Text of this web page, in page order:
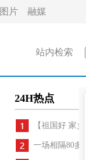
图片 融媒
站内检索
24H热点
【祖国好 家
一场相隔80多